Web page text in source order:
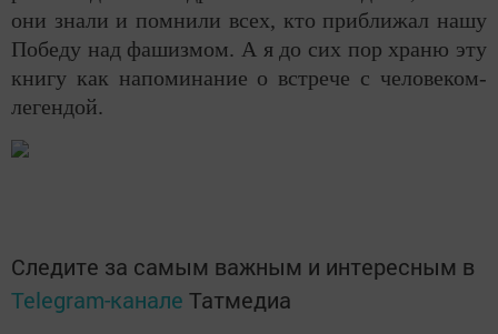
они знали и помнили всех, кто приближал нашу
Победу над фашизмом. А я до сих пор храню эту
книгу как напоминание о встрече с человеком-
легендой.
Следите за самым важным и интересным в
Telegram-канале Татмедиа